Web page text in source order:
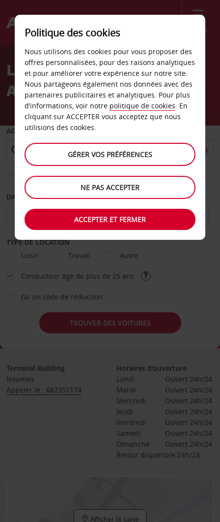
Menu
Welcome
AvisLocation de voiture
Aéroport de Nouméa
AGENCE DE DÉPART
Sélectionnez une autre agence de retour
DATE DE DÉPART DATE DE RETOUR
TYPE DE LOCATION
Loisir
Travail Autre
Conducteur âgé de plus de 25 ans
J’ai un code de réduction
TROUVER DES VOITURES
Terminal Building
Noumea
Appeler le : 687351174
Horaires d'ouverture
Lundi
Ouvert 24h/24
Mardi
Ouvert 24h/24
Mercredi
Ouvert 24h/24
Jeudi
Ouvert 24h/24
Vendredi
Ouvert 24h/24
Samedi
Ouvert 24h/24
Dimanche
Ouvert 24h/24
Retour disponible 24h/24
Afficher la carte
Politique des cookies
Nous utilisons des cookies pour vous proposer des
offres personnalisées, pour des raisons analytiques
et pour améliorer votre expérience sur notre site.
Nous partageons également nos données avec des
partenaires publicitaires et analytiques. Pour plus
d’informations, voir notre politique de cookies. En
cliquant sur ACCEPTER vous acceptez que nous
utilisions des cookies.
GÉRER VOS PRÉFÉRENCES
NE PAS ACCEPTER
ACCEPTER ET FERMER